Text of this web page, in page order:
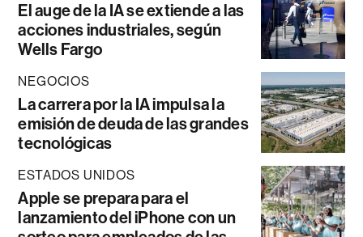
El auge de la IA se extiende a las
acciones industriales, según
Wells Fargo
NEGOCIOS
La carrera por la IA impulsa la
emisión de deuda de las grandes
tecnológicas
ESTADOS UNIDOS
Apple se prepara para el
lanzamiento del iPhone con un